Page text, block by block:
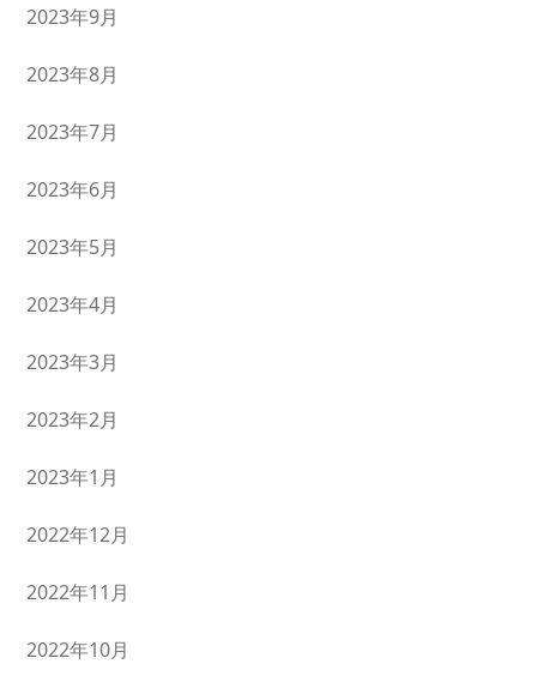
2023年9月
2023年8月
2023年7月
2023年6月
2023年5月
2023年4月
2023年3月
2023年2月
2023年1月
2022年12月
2022年11月
2022年10月